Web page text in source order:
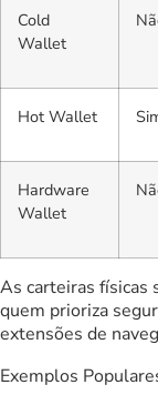
Cold
Wallet
Hot Wallet
Hardware
Wallet
As carteiras físicas
quem prioriza
extensões de
Exemplos